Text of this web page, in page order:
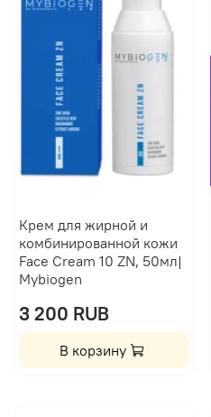
Крем для жирной и
комбинированной кожи
Face Cream 10 ZN, 50мл|
Mybiogen
3 200 RUB
В корзину